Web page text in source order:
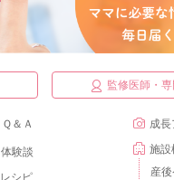
監修医師・
Ｑ＆Ａ
体験談
レシピ
成長
施設
産